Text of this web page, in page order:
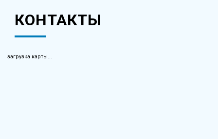
КОНТАКТЫ
загрузка карты...